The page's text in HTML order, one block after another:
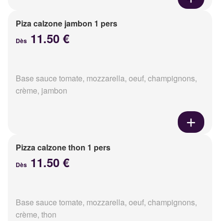
Piza calzone jambon 1 pers
Dès 11.50 €
Base sauce tomate, mozzarella, oeuf, champignons,
crème, jambon
Pizza calzone thon 1 pers
Dès 11.50 €
Base sauce tomate, mozzarella, oeuf, champignons,
crème, thon